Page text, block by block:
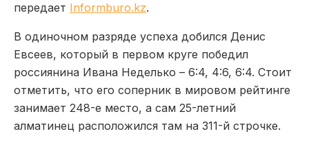
передает Informburo.kz.
В одиночном разряде успеха добился Денис
Евсеев, который в первом круге победил
россиянина Ивана Неделько – 6:4, 4:6, 6:4. Стоит
отметить, что его соперник в мировом рейтинге
занимает 248-е место, а сам 25-летний
алматинец расположился там на 311-й строчке.